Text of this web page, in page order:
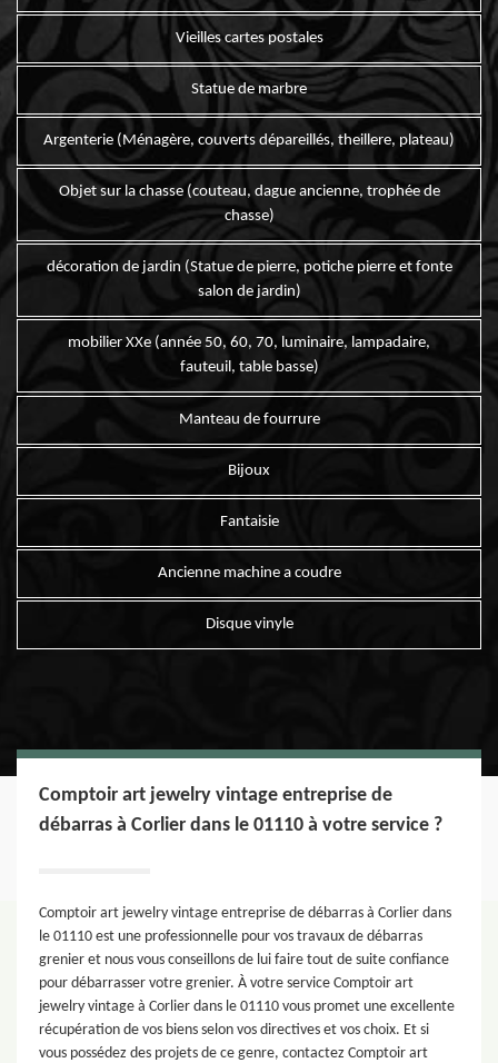
Vieilles cartes postales
Statue de marbre
Argenterie (Ménagère, couverts dépareillés, theillere, plateau)
Objet sur la chasse (couteau, dague ancienne, trophée de
chasse)
décoration de jardin (Statue de pierre, potiche pierre et fonte
salon de jardin)
mobilier XXe (année 50, 60, 70, luminaire, lampadaire,
fauteuil, table basse)
Manteau de fourrure
Bijoux
Fantaisie
Ancienne machine a coudre
Disque vinyle
Comptoir art jewelry vintage entreprise de
débarras à Corlier dans le 01110 à votre service ?
Comptoir art jewelry vintage entreprise de débarras à Corlier dans
le 01110 est une professionnelle pour vos travaux de débarras
grenier et nous vous conseillons de lui faire tout de suite confiance
pour débarrasser votre grenier. À votre service Comptoir art
jewelry vintage à Corlier dans le 01110 vous promet une excellente
récupération de vos biens selon vos directives et vos choix. Et si
vous possédez des projets de ce genre, contactez Comptoir art